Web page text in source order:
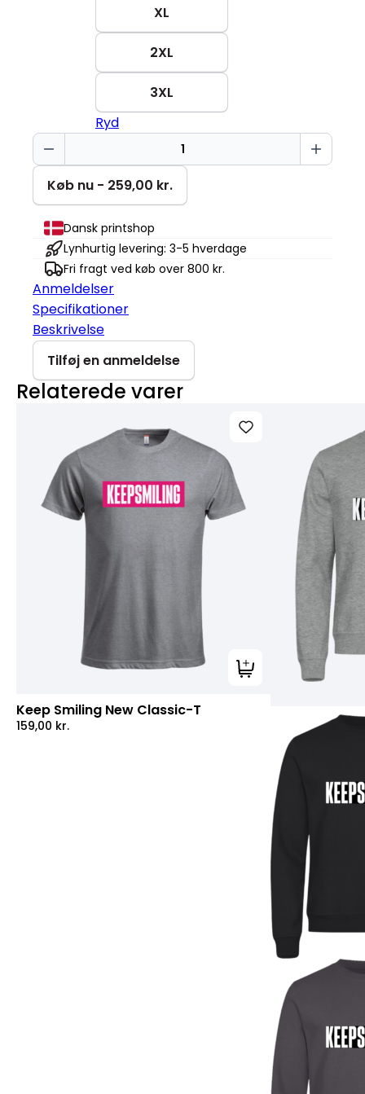
XL
2XL
3XL
Ryd
Keep
smiling
Miami
Roundneck
antal
Køb nu - 259,00 kr.
Dansk printshop
Lynhurtig levering: 3-5 hverdage
Fri fragt ved køb over 800 kr.
Anmeldelser
Specifikationer
Beskrivelse
Tilføj en anmeldelse
Relaterede varer
Tilføj til kurv
Keep Smiling New Classic-T
159,00 kr.